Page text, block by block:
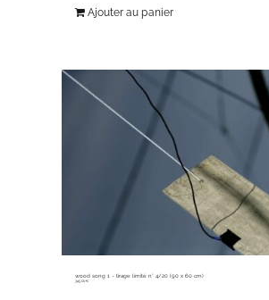
Ajouter au panier
wood song 1 ~ tirage limité n° 4/20 (90 x 60 cm)
345,00€